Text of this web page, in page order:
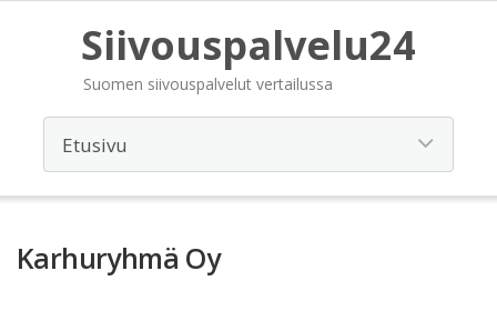
Siivouspalvelu24
Suomen siivouspalvelut vertailussa
Karhuryhmä Oy